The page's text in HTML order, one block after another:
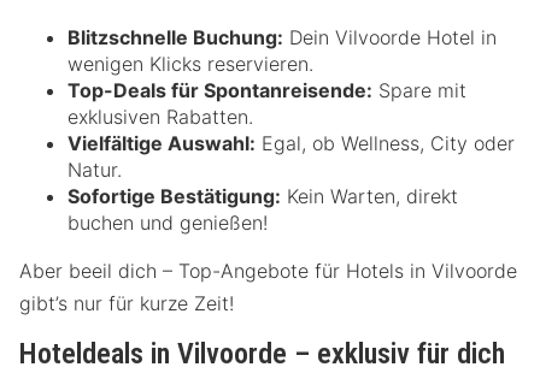
Blitzschnelle Buchung: Dein Vilvoorde Hotel in
wenigen Klicks reservieren.
Top-Deals für Spontanreisende: Spare mit
exklusiven Rabatten.
Vielfältige Auswahl: Egal, ob Wellness, City oder
Natur.
Sofortige Bestätigung: Kein Warten, direkt
buchen und genießen!
Aber beeil dich – Top-Angebote für Hotels in Vilvoorde
gibt’s nur für kurze Zeit!
Hoteldeals in Vilvoorde – exklusiv für dich